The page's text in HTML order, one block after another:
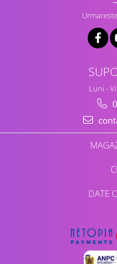
Servere, Componente &
Sport & Activitati in aer
Accesorii antrenament
Camere video si sport
Luni -
DATE